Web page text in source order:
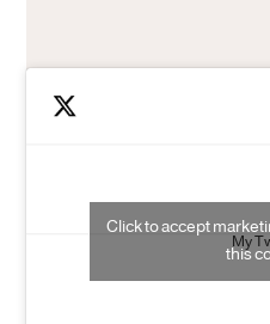
My
Click to accept
this